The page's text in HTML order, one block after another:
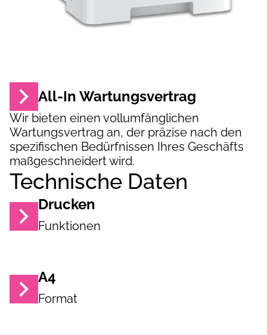
All-In Wartungsvertrag
Wir bieten einen vollumfänglichen
Wartungsvertrag an, der präzise nach den
spezifischen Bedürfnissen Ihres Geschäfts
maßgeschneidert wird.
Technische Daten
Drucken
Funktionen
A4
Format